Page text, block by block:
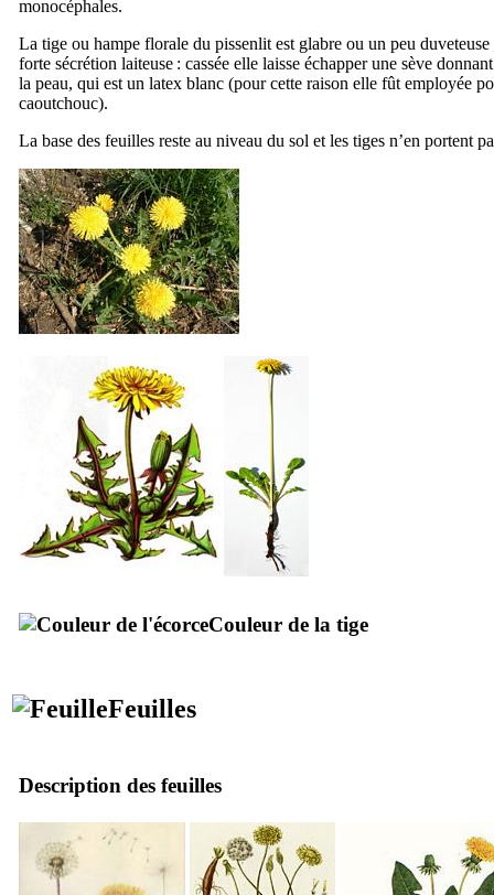
monocéphales.
La tige ou hampe florale du pissenlit est glabre ou un peu duveteuse
forte sécrétion laiteuse : cassée elle laisse échapper une sève
la peau, qui est un latex blanc (pour cette raison elle fût employée
caoutchouc).
La base des feuilles reste au niveau du sol et les tiges n’en portent
Couleur de la tige
Feuilles
Description des feuilles